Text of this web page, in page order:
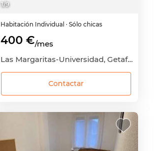
1/9
Habitación Individual · Sólo chicas
400 €/mes
Las Margaritas-Universidad, Getafe, Madrid
Contactar